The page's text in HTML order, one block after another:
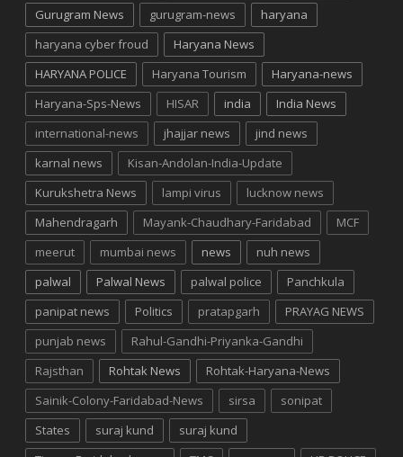
Gurugram News
gurugram-news
haryana
haryana cyber froud
Haryana News
HARYANA POLICE
Haryana Tourism
Haryana-news
Haryana-Sps-News
HISAR india
India News
international-news
jhajjar news
jind news
karnal news
Kisan-Andolan-India-Update
Kurukshetra News
lampi virus
lucknow news
Mahendragarh
Mayank-Chaudhary-Faridabad
MCF
meerut
mumbai news news
nuh news
palwal
Palwal News palwal police
Panchkula
panipat news
Politics pratapgarh
PRAYAG NEWS
punjab news
Rahul-Gandhi-Priyanka-Gandhi
Rajsthan
Rohtak News
Rohtak-Haryana-News
Sainik-Colony-Faridabad-News
sirsa
sonipat
States
suraj kund
suraj kund